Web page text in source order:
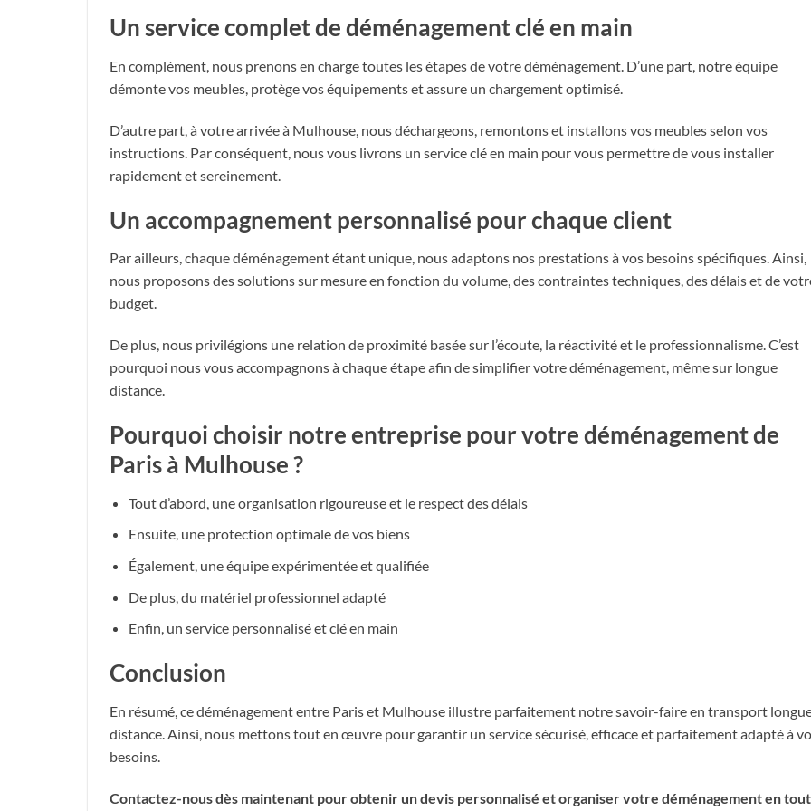
Un service complet de déménagement clé en main
En complément, nous prenons en charge toutes les étapes de votre déménagement. D’une part, notre équipe
démonte vos meubles, protège vos équipements et assure un chargement optimisé.
D’autre part, à votre arrivée à Mulhouse, nous déchargeons, remontons et installons vos meubles selon vos
instructions. Par conséquent, nous vous livrons un service clé en main pour vous permettre de vous installer
rapidement et sereinement.
Un accompagnement personnalisé pour chaque client
Par ailleurs, chaque déménagement étant unique, nous adaptons nos prestations à vos besoins spécifiques. Ainsi,
nous proposons des solutions sur mesure en fonction du volume, des contraintes techniques, des délais et de
budget.
De plus, nous privilégions une relation de proximité basée sur l’écoute, la réactivité et le professionnalisme. C’est
pourquoi nous vous accompagnons à chaque étape afin de simplifier votre déménagement, même sur longue
distance.
Pourquoi choisir notre entreprise pour votre déménagement de
Paris à Mulhouse ?
Tout d’abord, une organisation rigoureuse et le respect des délais
Ensuite, une protection optimale de vos biens
Également, une équipe expérimentée et qualifiée
De plus, du matériel professionnel adapté
Enfin, un service personnalisé et clé en main
Conclusion
En résumé, ce déménagement entre Paris et Mulhouse illustre parfaitement notre savoir-faire en transport
distance. Ainsi, nous mettons tout en œuvre pour garantir un service sécurisé, efficace et parfaitement adapté à
besoins.
Contactez-nous dès maintenant pour obtenir un devis personnalisé et organiser votre déménagement en